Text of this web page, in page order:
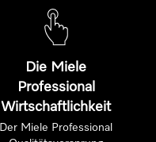
Die Miele
Professional
Wirtschaftlichkeit
Der Miele Professional